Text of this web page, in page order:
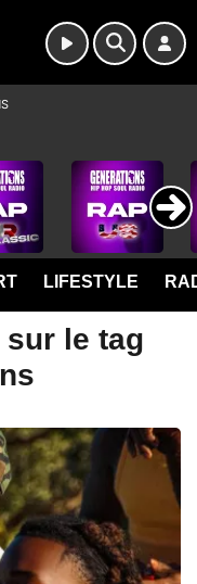
LIFESTYLE
sur le tag